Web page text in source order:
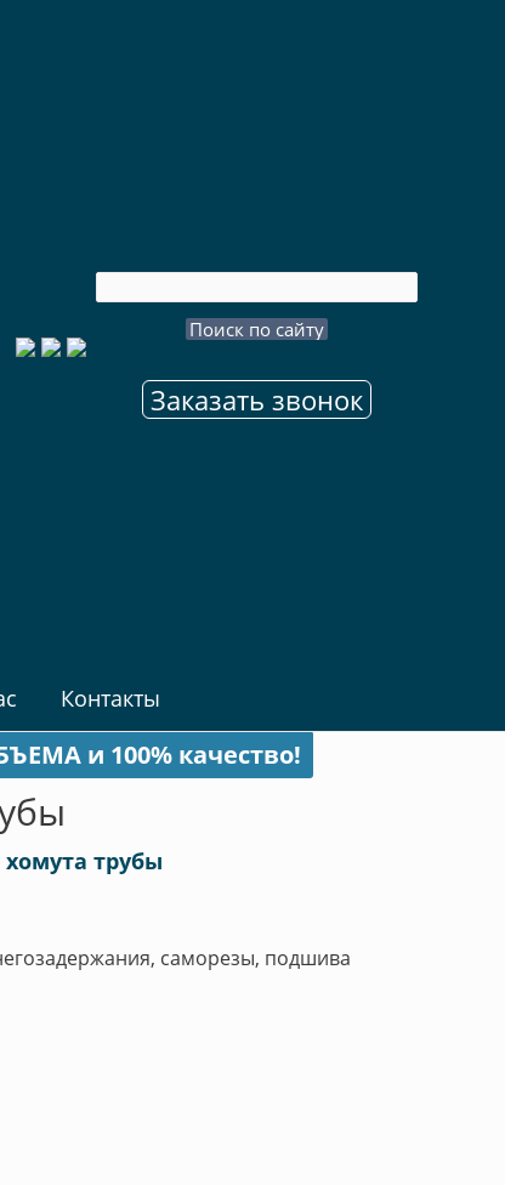
Заказать звонок
Контакты
и 100% качество!
трубы
саморезы, подшива